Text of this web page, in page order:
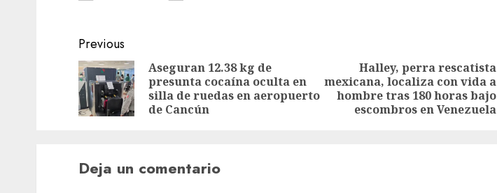
Previous
Aseguran 12.38 kg de
presunta cocaína oculta en
silla de ruedas en aeropuerto
de Cancún
Halley, perra rescatista
mexicana, localiza con vida a
hombre tras 180 horas bajo
escombros en Venezuela
Deja un comentario